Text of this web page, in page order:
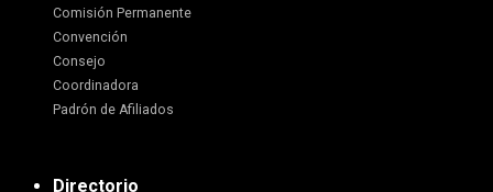
Comisión Permanente
Convención
Consejo
Coordinadora
Padrón de Afiliados
Directorio